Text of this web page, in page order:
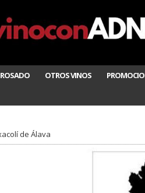
OTROS VINOS
de Álava